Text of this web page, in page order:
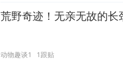
荒野奇迹！无亲无故的
动物趣谈1 1跟贴